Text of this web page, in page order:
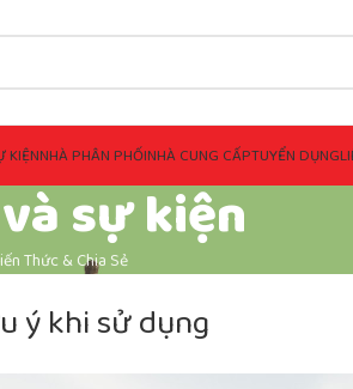
KIỆNNHÀ PHÂN PHỐINHÀ CUNG CẤPTUYỂN DỤNG
sự kiện
Thức & Chia Sẻ
ý khi sử dụng